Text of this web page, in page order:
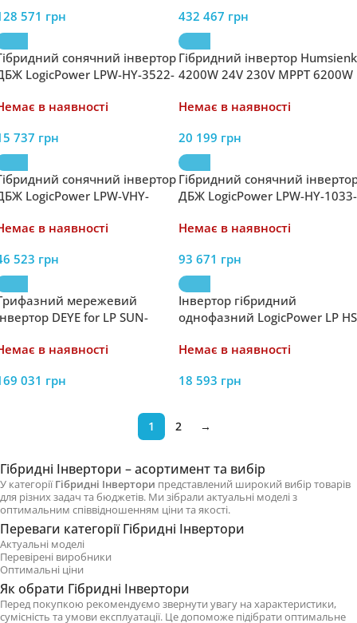
571 грн
432 467 грн
сонячний інвертор
LogicPower LPW-HY-3522-
120-450V
в наявності
737 грн
Гібридний інвертор Humsienk
4200W 24V 230V MPPT 6200W
Немає в наявності
20 199 грн
сонячний інвертор
LogicPower LPW-VHY-
MPPT 120-450V ON-OFF
в наявності
523 грн
Гібридний сонячний
ДБЖ LogicPower LPW-HY-1033-
400-800V – 3 фазний ON-OFF
Немає в наявності
93 671 грн
мережевий
DEYE for LP SUN-
в наявності
031 грн
Інвертор гібридний
однофазний LogicPower LP
Немає в наявності
18 593 грн
1 2 →
Гібридні Інвертори – асортимент та вибір
У категоріїГібридні Інвертори представлений широкий вибір товарів
для різних задач та бюджетів. Ми зібрали актуальні моделі з
оптимальним співвідношенням ціни та якості.
Переваги категорії Гібридні Інвертори
Актуальні моделі
Перевірені виробники
Оптимальні ціни
Як обрати Гібридні Інвертори
Перед покупкою рекомендуємо звернути увагу на характеристики,
сумісність та умови експлуатації. Це допоможе підібрати оптимальне